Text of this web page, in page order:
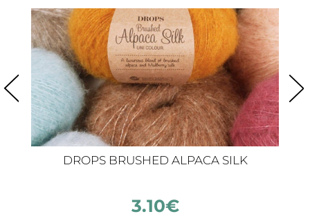
DROPS BRUSHED ALPACA SILK
3.10€